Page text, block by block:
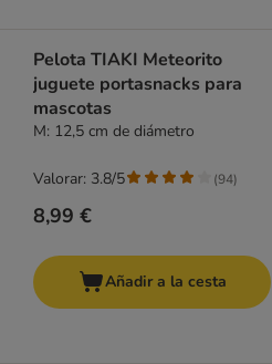
Pelota TIAKI Meteorito
juguete portasnacks para
mascotas
M: 12,5 cm de diámetro
8,99 €
Valorar: 3.8/5 (94)
Añadir a la cesta